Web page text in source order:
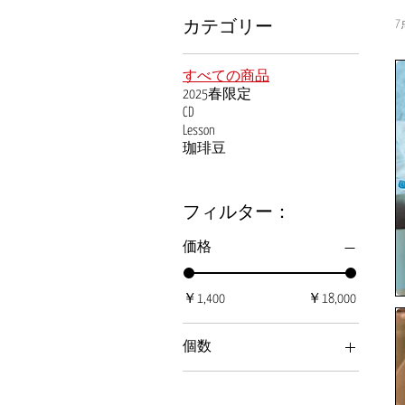
カテゴリー
すべての商品
2025春限定
CD
Lesson
珈琲豆
フィルター：
価格
￥1,400 ￥18,000
個数
10個入(1個分お得！)
7